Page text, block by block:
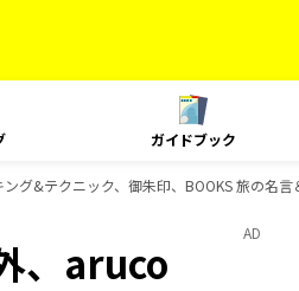
ガイドブック
&テクニック、御朱印、BOOKS 旅の名
、aruco
AD